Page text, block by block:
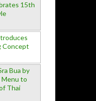
15th
Concept
Bua by
Menu to
Thai